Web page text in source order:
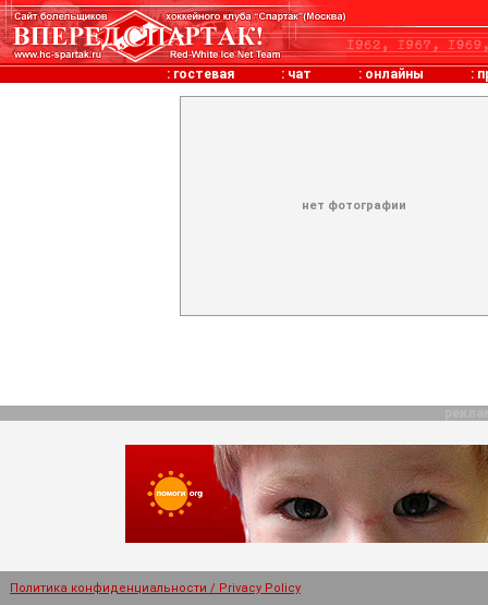
: гостевая : чат : онлайны :
нет фотографии
Политика конфиденциальности / Privacy Policy